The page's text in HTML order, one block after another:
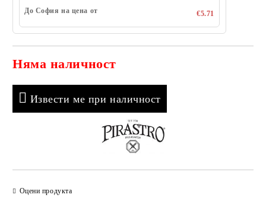
До София на цена от
€5.71
Няма наличност
Извести ме при наличност
Оцени продукта